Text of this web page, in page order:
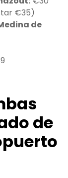
€35)
de
de